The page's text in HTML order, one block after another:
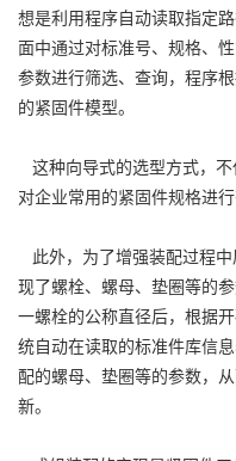
想是利用程序自动读取指定
面中通过对标准号、规格、
参数进行筛选、查询，程序
的紧固件模型。
这种向导式的选型方式，
对企业常用的紧固件规格进
此外，为了增强装配过程
现了螺栓、螺母、垫圈等的
一螺栓的公称直径后，根据
统自动在读取的标准件库信
配的螺母、垫圈等的参数，
新。